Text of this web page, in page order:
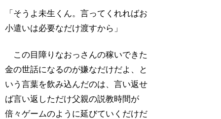
「そうよ未生くん。言ってくれればお
小遣いは必要なだけ渡すから」
この目障りなおっさんの稼いできた
金の世話になるのが嫌なだけだよ、と
いう言葉を飲み込んだのは、言い返せ
ば言い返しただけ父親の説教時間が
倍々ゲームのように延びていくだけだ